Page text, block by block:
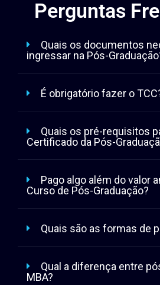
Perguntas
Quais os documentos
ingressar na Pós-
É obrigatório fazer o
Quais os pré-requisitos
Certificado da Pós-
Pago algo além do valor
Curso de Pós-Graduação?
Quais são as formas de
Qual a diferença entre